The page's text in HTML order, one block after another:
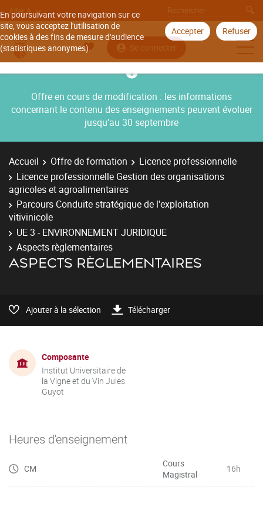
En poursuivant votre navigation sur ce
site, vous acceptez l'utilisation de
cookies à des fins de mesure d'audience
(statistiques anonymes).
Accepter Refuser
Aller à
Se connecter
Offre en cours de modification : les informations
concernant le contenu des enseignements peuvent évoluer
jusqu’au 30 septembre
Accueil Offre de formation
Licence professionnelle
Licence professionnelle Gestion des organisations
agricoles et agroalimentaires
Parcours Conduite stratégique de l'exploitation
vitivinicole
UE 3 - ENVIRONNEMENT JURIDIQUE
Aspects règlementaires
ASPECTS RÈGLEMENTAIRES
Ajouter à la sélection Télécharger
Composante
Institut Universitaire de
la Vigne et du Vin Jules
Guyot
Heures d'enseignement
CM
Cours
Magistral
16h